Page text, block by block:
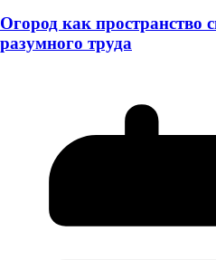
Огород как пространство
разумного труда